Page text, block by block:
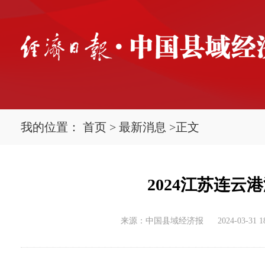
我的位置： 首页 > 最新消息 >正文
2024江苏连云
来源：中国县域经济报 2024-03-31